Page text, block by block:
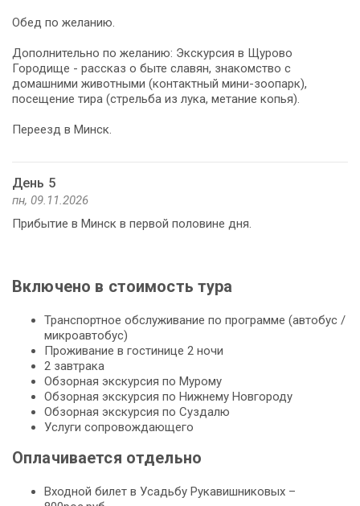
Обед по желанию.
Дополнительно по желанию: Экскурсия в Щурово
Городище - рассказ о быте славян, знакомство с
домашними животными (контактный мини-зоопарк),
посещение тира (стрельба из лука, метание копья).
Переезд в Минск.
День 5
пн, 09.11.2026
Прибытие в Минск в первой половине дня.
Включено в стоимость тура
Транспортное обслуживание по программе (автобус /
микроавтобус)
Проживание в гостинице 2 ночи
2 завтрака
Обзорная экскурсия по Мурому
Обзорная экскурсия по Нижнему Новгороду
Обзорная экскурсия по Суздалю
Услуги сопровождающего
Оплачивается отдельно
Входной билет в Усадьбу Рукавишниковых –